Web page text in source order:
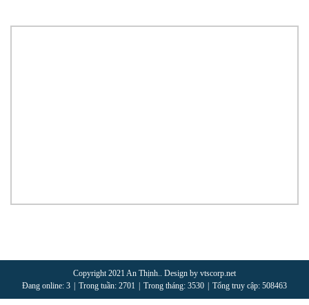
Copyright 2021 An Thịnh.. Design by vtscorp.net
Đang online: 3
Trong tuần: 2701 Trong tháng: 3530 Tổng truy cập: 508463